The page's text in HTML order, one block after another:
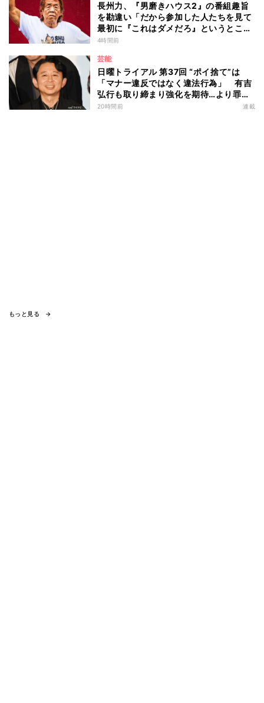
長州力、『男磨きハウス2』の番組趣旨
を勘違い「だから参加した人たちを見て
最初に『これはダメだろ』というところ
からのスタートですね」
4時間前
芸能
日曜トライアル 第37回 “ポイ捨て”は
「マナー違反ではなく違法行為」 有吉
弘行も取り締まり強化を期待…より罪が
重くなる“ポイ捨て”とは 大垣優希弁護
20時間前 連載
もっと見る